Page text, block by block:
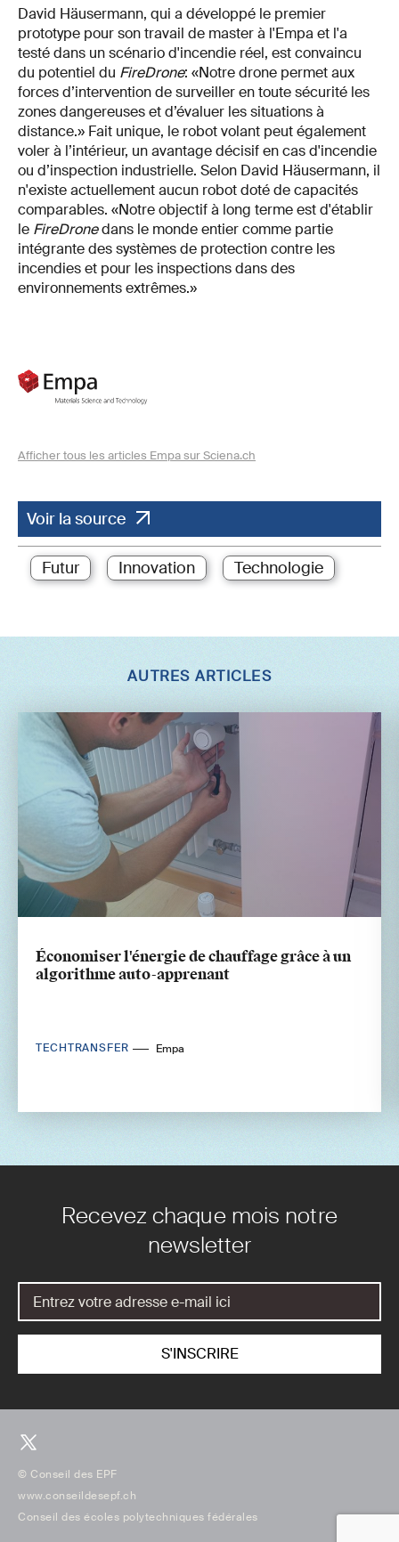
David Häusermann, qui a développé le premier
prototype pour son travail de master à l'Empa et l'a
testé dans un scénario d'incendie réel, est convaincu
du potentiel du FireDrone: «Notre drone permet aux
forces d’intervention de surveiller en toute sécurité les
zones dangereuses et d’évaluer les situations à
distance.» Fait unique, le robot volant peut également
voler à l’intérieur, un avantage décisif en cas d'incendie
ou d’inspection industrielle. Selon David Häusermann, il
n'existe actuellement aucun robot doté de capacités
comparables. «Notre objectif à long terme est d'établir
le FireDronedans le monde entier comme partie
intégrante des systèmes de protection contre les
incendies et pour les inspections dans des
environnements extrêmes.»
Afficher tous les articles Empa sur Sciena.ch
Voir la source
Futur Innovation Technologie
AUTRES ARTICLES
Économiser l'énergie de chauffage grâce à un
algorithme auto-apprenant
TECHTRANSFER Empa
Recevez chaque mois notre
newsletter
© Conseil des EPF
www.conseildesepf.ch
Conseil des écoles polytechniques fédérales